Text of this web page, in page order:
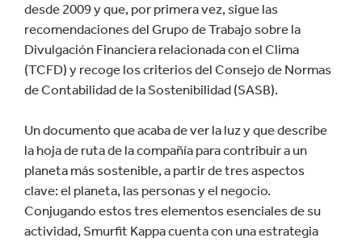
desde 2009 y que, por primera vez, sigue las
recomendaciones del Grupo de Trabajo sobre la
Divulgación Financiera relacionada con el Clima
(TCFD) y recoge los criterios del Consejo de Normas
de Contabilidad de la Sostenibilidad (SASB).
Un documento que acaba de ver la luz y que describe
la hoja de ruta de la compañía para contribuir a un
planeta más sostenible, a partir de tres aspectos
clave: el planeta, las personas y el negocio.
Conjugando estos tres elementos esenciales de su
actividad, Smurfit Kappa cuenta con una estrategia